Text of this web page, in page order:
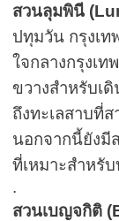
สวนลุมพินี
ปทุมวัน กรุงเท
ใจกลางกรุงเ
ขวางสำหรับเ
ถึงทะเลสาบที่
นอกจากนี้ยังมี
ที่เหมาะสำหรั
.
สวนเบญจกิติ